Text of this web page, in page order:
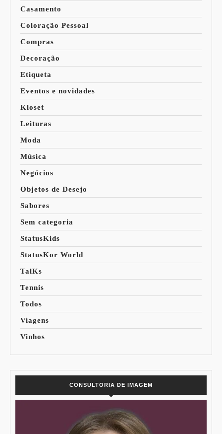
Casamento
Coloração Pessoal
Compras
Decoração
Etiqueta
Eventos e novidades
Kloset
Leituras
Moda
Música
Negócios
Objetos de Desejo
Sabores
Sem categoria
StatusKids
StatusKor World
TalKs
Tennis
Todos
Viagens
Vinhos
CONSULTORIA DE IMAGEM